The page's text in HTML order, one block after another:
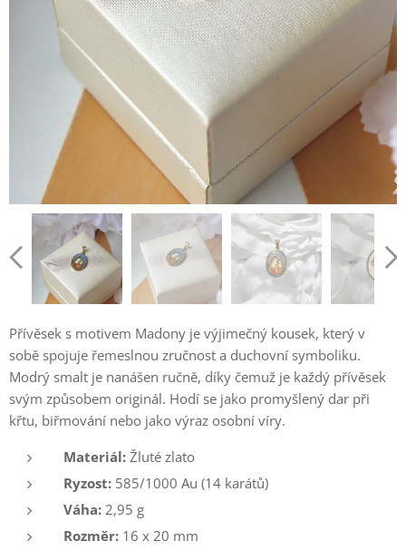
Přívěsek s motivem Madony je výjimečný kousek, který v
sobě spojuje řemeslnou zručnost a duchovní symboliku.
Modrý smalt je nanášen ručně, díky čemuž je každý přívěsek
svým způsobem originál. Hodí se jako promyšlený dar při
křtu, biřmování nebo jako výraz osobní víry.
Materiál: Žluté zlato
Ryzost: 585/1000 Au (14 karátů)
Váha: 2,95 g
Rozměr: 16 x 20 mm